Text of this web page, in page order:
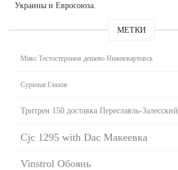
Украины и Евросоюза.
МЕТКИ
Микс Тестостеронов дешево Нижневартовск
Cypionat Глазов
Тритрен 150 доставка Переславль-Залесский
Cjc 1295 with Dac Макеевка
Vinstrol Обоянь